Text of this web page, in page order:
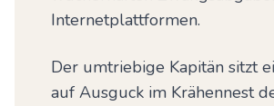
Internetplattformen.
Der umtriebige Kapitän sitzt
auf Ausguck im Krähennest